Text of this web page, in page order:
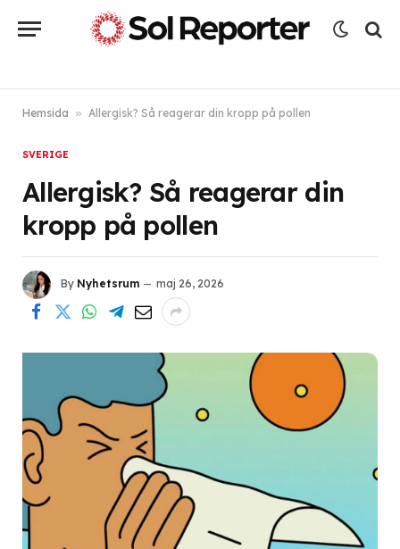
Hemsida » Allergisk? Så reagerar din kropp på pollen
SVERIGE
Allergisk? Så reagerar din
kropp på pollen
By Nyhetsrum maj 26, 2026